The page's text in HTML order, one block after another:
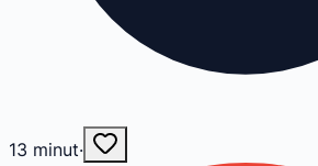
13 minut·